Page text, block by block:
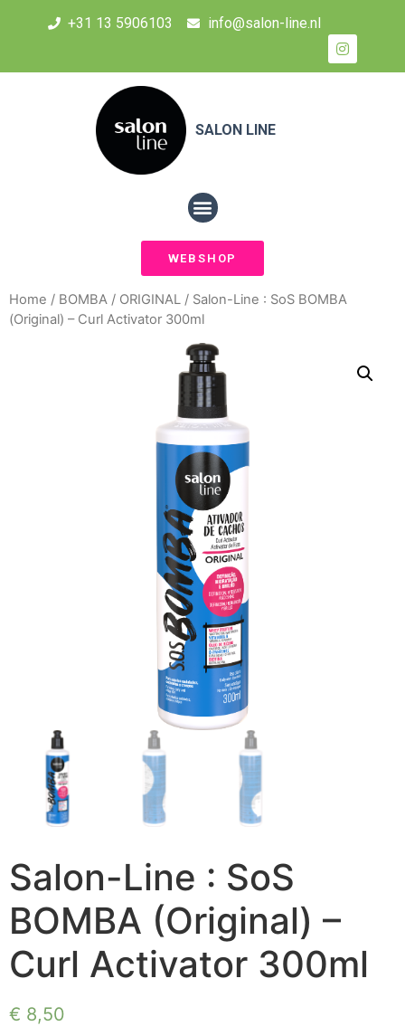
+31 13 5906103 info@salon-line.nl
SALON LINE
WEBSHOP
Home / BOMBA / ORIGINAL / Salon-Line : SoS BOMBA
(Original) – Curl Activator 300ml
Salon-Line : SoS
BOMBA (Original) –
Curl Activator 300ml
€ 8,50